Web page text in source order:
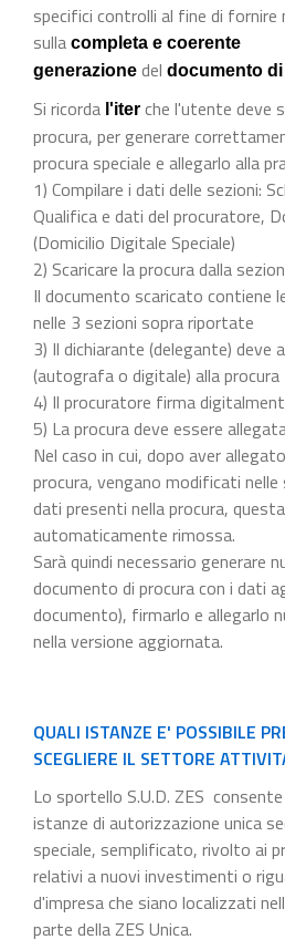
specifici controlli al fine di fornire
sulla completa e coerente
generazione del documento
Si ricorda l'iter che l'utente deve
procura, per generare
procura speciale e allegarlo alla
1) Compilare i dati delle sezioni:
Qualifica e dati del procuratore,
(Domicilio Digitale Speciale)
2) Scaricare la procura dalla
Il documento scaricato contiene
nelle 3 sezioni sopra riportate
3) Il dichiarante (delegante) deve
(autografa o digitale) alla procura
4) Il procuratore firma
5) La procura deve essere
Nel caso in cui, dopo aver
procura, vengano modificati
dati presenti nella procura,
automaticamente rimossa.
Sarà quindi necessario generare
documento di procura con i dati
documento), firmarlo e allegarlo
nella versione aggiornata.
QUALI ISTANZE E' POSSIBILE
SCEGLIERE IL SETTORE
Lo sportello S.U.D. ZES
istanze di autorizzazione unica
speciale, semplificato, rivolto ai
relativi a nuovi investimenti o
d'impresa che siano localizzati
parte della ZES Unica.